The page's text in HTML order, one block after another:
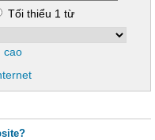
Tối thiểu 1 từ
cao